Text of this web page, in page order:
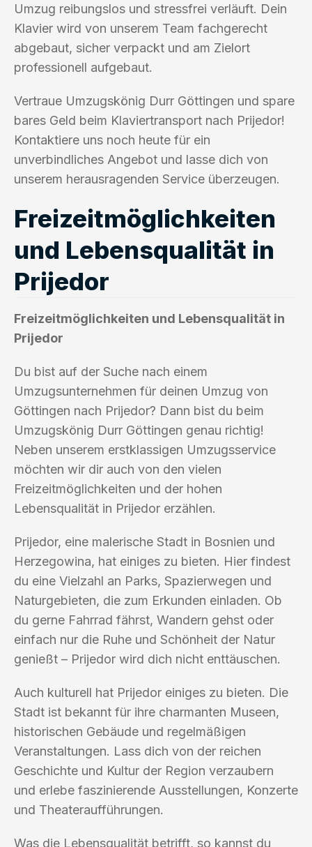
Umzug reibungslos und stressfrei verläuft. Dein
Klavier wird von unserem Team fachgerecht
abgebaut, sicher verpackt und am Zielort
professionell aufgebaut.
Vertraue Umzugskönig Durr Göttingen und spare
bares Geld beim Klaviertransport nach Prijedor!
Kontaktiere uns noch heute für ein
unverbindliches Angebot und lasse dich von
unserem herausragenden Service überzeugen.
Freizeitmöglichkeiten
und Lebensqualität in
Prijedor
Freizeitmöglichkeiten und Lebensqualität in
Prijedor
Du bist auf der Suche nach einem
Umzugsunternehmen für deinen Umzug von
Göttingen nach Prijedor? Dann bist du beim
Umzugskönig Durr Göttingen genau richtig!
Neben unserem erstklassigen Umzugsservice
möchten wir dir auch von den vielen
Freizeitmöglichkeiten und der hohen
Lebensqualität in Prijedor erzählen.
Prijedor, eine malerische Stadt in Bosnien und
Herzegowina, hat einiges zu bieten. Hier findest
du eine Vielzahl an Parks, Spazierwegen und
Naturgebieten, die zum Erkunden einladen. Ob
du gerne Fahrrad fährst, Wandern gehst oder
einfach nur die Ruhe und Schönheit der Natur
genießt – Prijedor wird dich nicht enttäuschen.
Auch kulturell hat Prijedor einiges zu bieten. Die
Stadt ist bekannt für ihre charmanten Museen,
historischen Gebäude und regelmäßigen
Veranstaltungen. Lass dich von der reichen
Geschichte und Kultur der Region verzaubern
und erlebe faszinierende Ausstellungen, Konzerte
und Theateraufführungen.
Was die Lebensqualität betrifft, so kannst du